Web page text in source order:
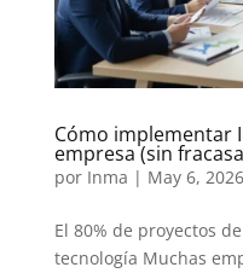
Cómo implementar
empresa (sin
por Inma | May 6, 2026
El 80% de proyectos
tecnología Muchas